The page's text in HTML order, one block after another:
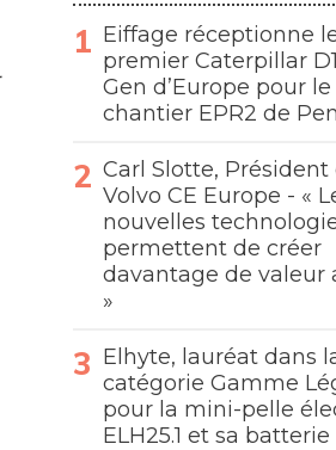
Eiffage réceptionne
premier Caterpillar
Gen d’Europe pour le
chantier EPR2 de
Carl Slotte, Président
Volvo CE Europe - «
nouvelles
permettent de créer
davantage de valeur
»
Elhyte, lauréat dans
catégorie Gamme
pour la mini-pelle
ELH25.1 et sa